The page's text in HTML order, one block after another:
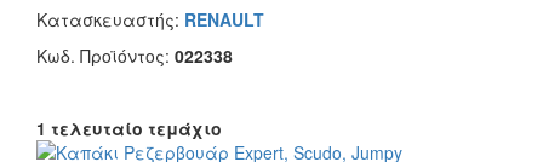
Κατασκευαστής: RENAULT
Κωδ. Προϊόντος: 022338
1 τελευταίο τεμάχιο